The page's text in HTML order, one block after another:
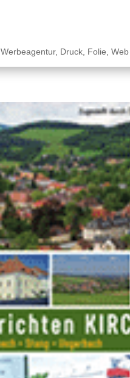
Werbeagentur, Druck, Folie, Web